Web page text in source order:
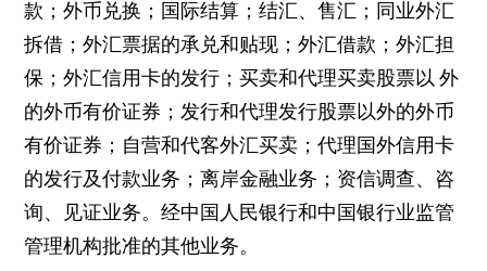
款；外币兑换；国际结算；结汇、售汇；同业外汇
拆借；外汇票据的承兑和贴现；外汇借款；外汇担
保；外汇信用卡的发行；买卖和代理买卖股票以 外
的外币有价证券；发行和代理发行股票以外的外币
有价证券；自营和代客外汇买卖；代理国外信用卡
的发行及付款业务；离岸金融业务；资信调查、咨
询、见证业务。经中国人民银行和中国银行业监管
管理机构批准的其他业务。